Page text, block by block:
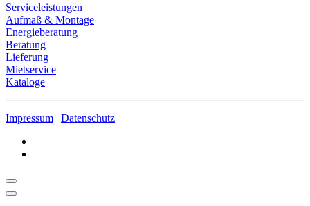
Serviceleistungen
Aufmaß & Montage
Energieberatung
Beratung
Lieferung
Mietservice
Kataloge
Impressum | Datenschutz